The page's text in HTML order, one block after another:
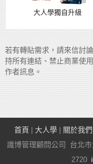
大人學獨自升級
若有轉貼需求，請來信討
持所有連結、禁止商業使
作者訊息。
首頁 大人學 關於我們
識博管理顧問公司 台北
2720